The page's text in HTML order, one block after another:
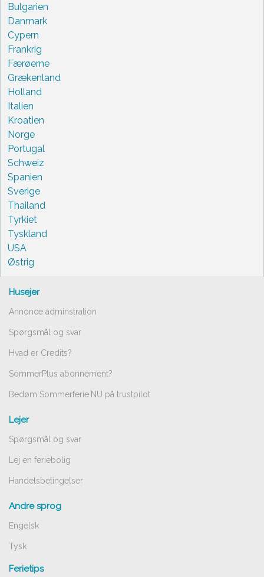
Bulgarien
Danmark
Cypern
Frankrig
Færøerne
Grækenland
Holland
Italien
Kroatien
Norge
Portugal
Schweiz
Spanien
Sverige
Thailand
Tyrkiet
Tyskland
USA
Østrig
Husejer
Annonce adminstration
Spørgsmål og svar
Hvad er Credits?
SommerPlus abonnement?
Bedøm Sommerferie.NU på trustpilot
Lejer
Spørgsmål og svar
Lej en feriebolig
Handelsbetingelser
Andre sprog
Engelsk
Tysk
Ferietips